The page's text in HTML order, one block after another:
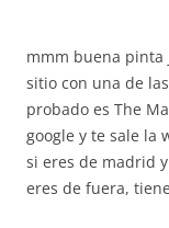
mmm buena pinta
sitio con una de
probado es The
google y te sale la
si eres de madrid
eres de fuera,